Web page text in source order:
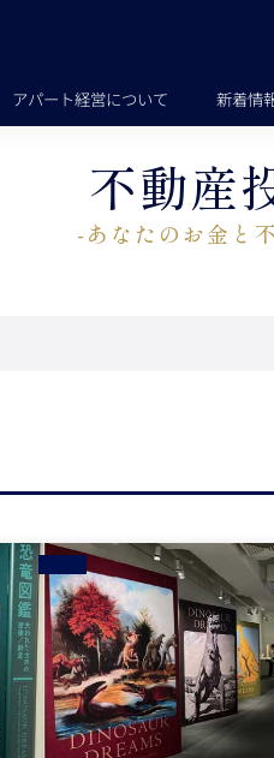
アパート経営について 新着情
不動産
-あなたのお金と